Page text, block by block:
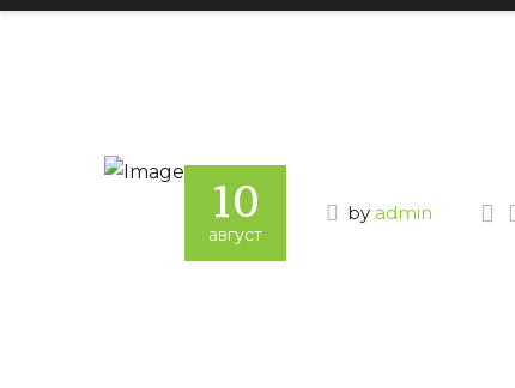
10
август
by admin